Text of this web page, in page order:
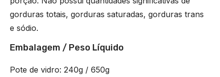
gorduras totais, gorduras saturadas, gorduras trans
e sódio.
Embalagem / Peso Líquido
Pote de vidro: 240g / 650g